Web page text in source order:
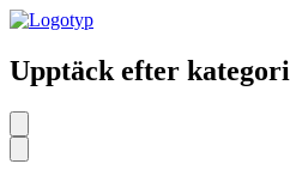
Upptäck efter kategori